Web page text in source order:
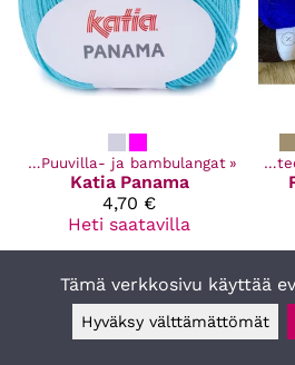
‪» Puuvilla- ja bambulangat ‪»
Katia Panama
4,70 €
Heti saatavilla
Kaikki tuotteet
Tämä verkkosivu käyttää
Hyväksy välttämättömät